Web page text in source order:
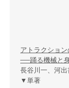
アトラクション
──踊る機械と
長谷川一、河
▼単著